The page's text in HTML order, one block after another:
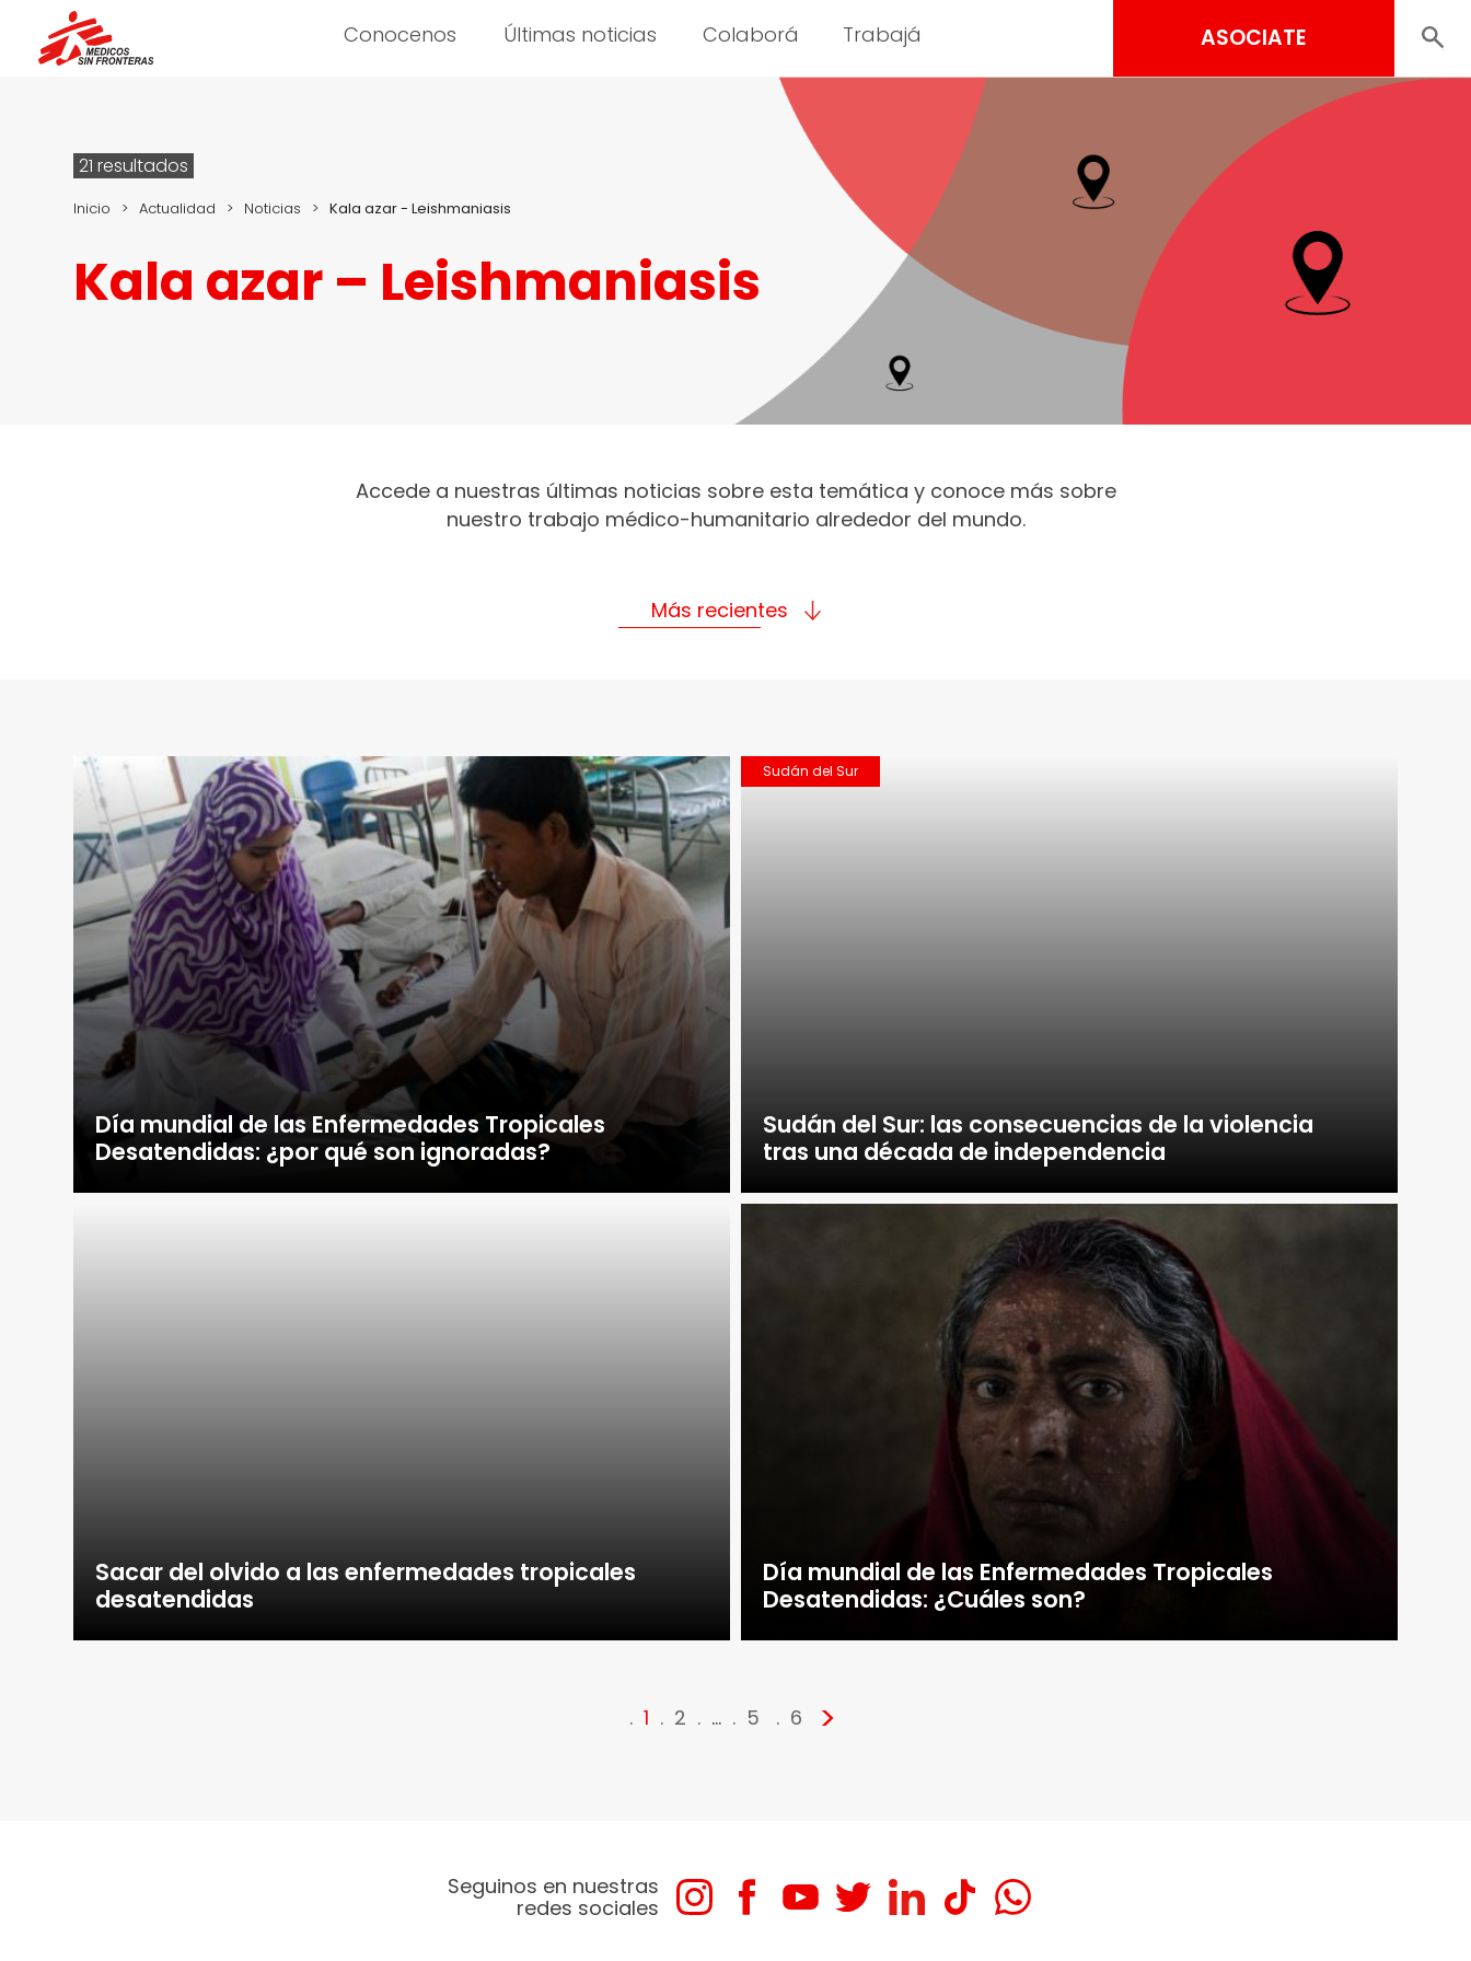
Conocenos Últimas noticias Colaborá Trabajá ASOCIATE
21 resultados
Inicio > Actualidad > Noticias > Kala azar - Leishmaniasis
Kala azar – Leishmaniasis
Accede a nuestras últimas noticias sobre esta temática y conoce más sobre
nuestro trabajo médico-humanitario alrededor del mundo.
Más recientes
Día mundial de las Enfermedades Tropicales
Desatendidas: ¿por qué son ignoradas?
Sudán del Sur
Sudán del Sur: las consecuencias de la violencia
tras una década de independencia
Sacar del olvido a las enfermedades tropicales
desatendidas
Día mundial de las Enfermedades Tropicales
Desatendidas: ¿Cuáles son?
1 2 … 5 6 >
Seguinos en nuestras
redes sociales